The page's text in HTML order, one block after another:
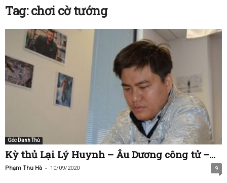
Tag: chơi cờ tướng
Góc Danh Thủ
Kỳ thủ Lại Lý Huynh – Âu Dương công tử –...
Phạm Thu Hà - 10/09/2020 9